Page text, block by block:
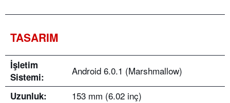
TASARIM
İşletim
Sistemi:
Android 6.0.1 (Marshmallow)
Uzunluk: 153 mm (6.02 inç)